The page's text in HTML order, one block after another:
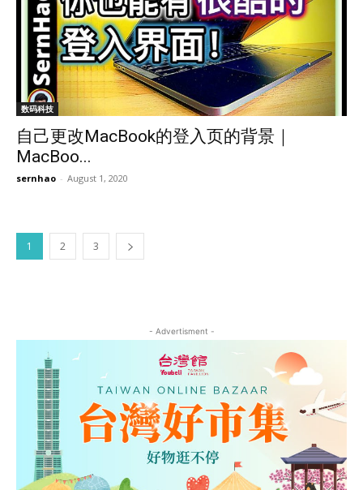
数码科技
自己更改MacBook的登入页的背景｜
MacBoo...
sernhao - August 1, 2020
1 2 3
- Advertisment -